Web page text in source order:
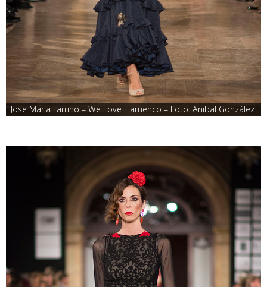
Jose Maria Tarrino – We Love Flamenco – Foto: Anibal González